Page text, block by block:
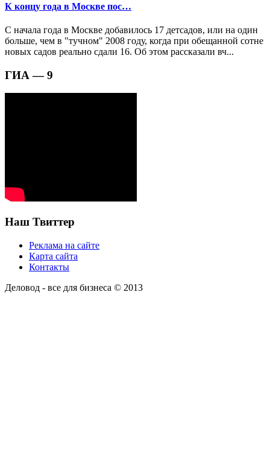
К концу года в Москве пос…
С начала года в Москве добавилось 17 детсадов, или на один
больше, чем в "тучном" 2008 году, когда при обещанной сотне
новых садов реально сдали 16. Об этом рассказали вч...
ГИА — 9
Наш Твиттер
Реклама на сайте
Карта сайта
Контакты
Деловод - все для бизнеса © 2013